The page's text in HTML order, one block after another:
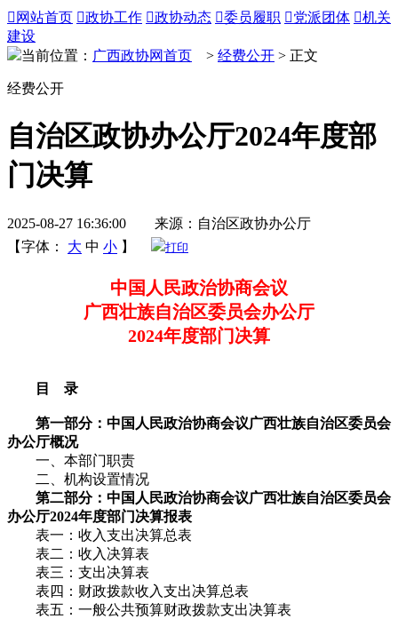
 网站首页 政协工作 政协动态 委员履职 党派团体 机关
建设
当前位置： 广西政协网首页 > 经费公开 > 正文
经费公开
自治区政协办公厅2024年度部
门决算
2025-08-27 16:36:00 来源：自治区政协办公厅
【字体：
大 中 小 】 打印
中国人民政治协商会议
广西壮族自治区委员会办公厅
2024年度部门决算
目 录
第一部分：中国人民政治协商会议广西壮族自治区委员会
办公厅概况
一、本部门职责
二、机构设置情况
第二部分：中国人民政治协商会议广西壮族自治区委员会
办公厅2024年度部门决算报表
表一：收入支出决算总表
表二：收入决算表
表三：支出决算表
表四：财政拨款收入支出决算总表
表五：一般公共预算财政拨款支出决算表